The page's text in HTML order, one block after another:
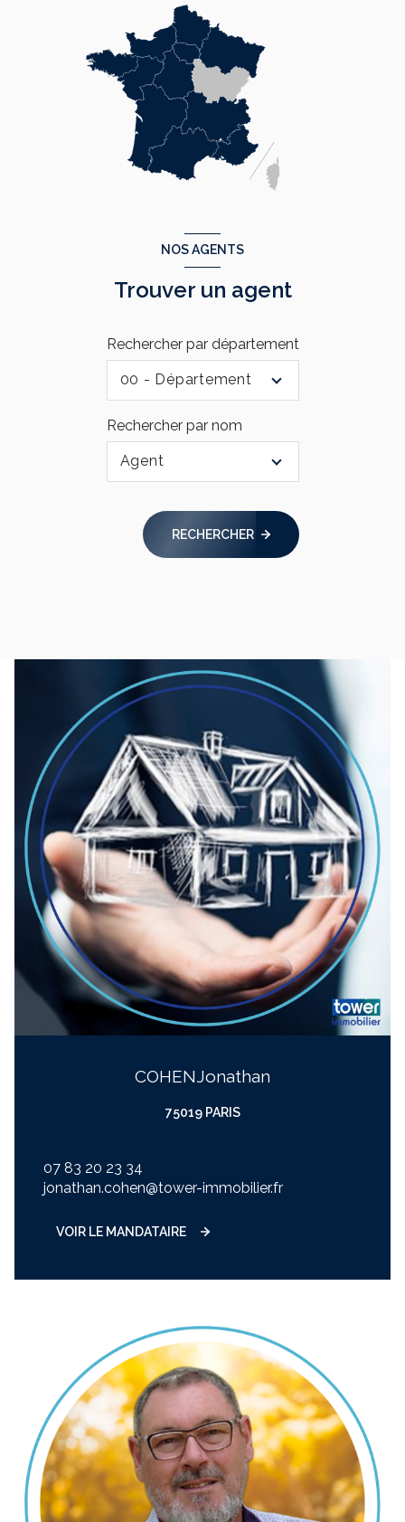
NOS AGENTS
Trouver un agent
Rechercher par département
00 - Département
Rechercher par nom
Agent
RECHERCHER
COHEN jonathan
75019 PARIS
07 83 20 23 34
jonathan.cohen@tower-immobilier.fr
VOIR LE MANDATAIRE